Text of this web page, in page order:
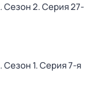
. Сезон 2. Серия 27-
. Сезон 1. Серия 7-я